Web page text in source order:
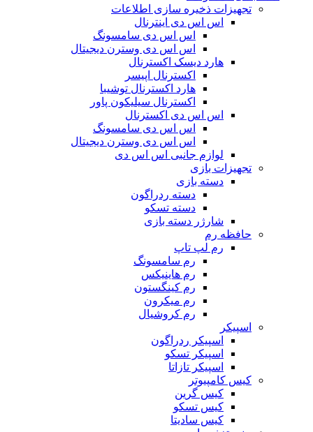
تجهیزات ذخیره سازی اطلاعات
اس اس دی اینترنال
اس اس دی سامسونگ
اس اس دی وسترن دیجیتال
هارد دیسک اکسترنال
اکسترنال اپیسر
هارد اکسترنال توشیبا
اکسترنال سیلیکون پاور
اس اس دی اکسترنال
اس اس دی سامسونگ
اس اس دی وسترن دیجیتال
لوازم جانبی اس اس دی
تجهیزات بازی
دسته بازی
دسته ردراگون
دسته تسکو
شارژر دسته بازی
حافظه رم
رم لپ تاپ
رم سامسونگ
رم هاینیکس
رم کینگستون
رم میکرون
رم کروشیال
اسپیکر
اسپیکر ردراگون
اسپیکر تسکو
اسپیکر تازاتا
کیس کامپیوتر
کیس گرین
کیس تسکو
کیس سادیتا